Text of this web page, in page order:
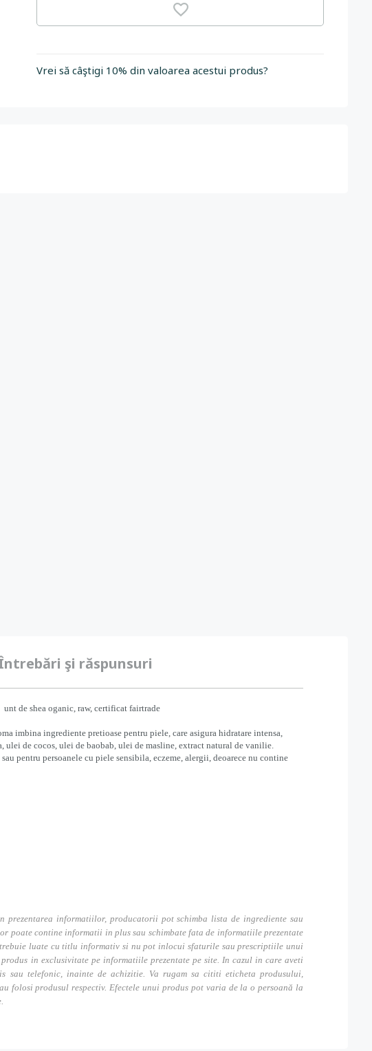
Vrei să câştigi 10% din valoarea acestui produs?
şi răspunsuri
unt de shea oganic, raw, certificat fairtrade
imbina ingrediente pretioase pentru piele, care asigura hidratare intensa,
de cocos, ulei de baobab, ulei de masline, extract natural de vanilie.
pentru persoanele cu piele sensibila, eczeme, alergii, deoarece nu contine
informatiilor, producatorii pot schimba lista de ingrediente sau
poate contine informatii in plus sau schimbate fata de informatiile prezentate
luate cu titlu informativ si nu pot inlocui sfaturile sau prescriptiile unui
in exclusivitate pe informatiile prezentate pe site. In cazul in care aveti
sau telefonic, inainte de achizitie. Va rugam sa cititi eticheta produsului,
folosi produsul respectiv. Efectele unui produs pot varia de la o persoană la